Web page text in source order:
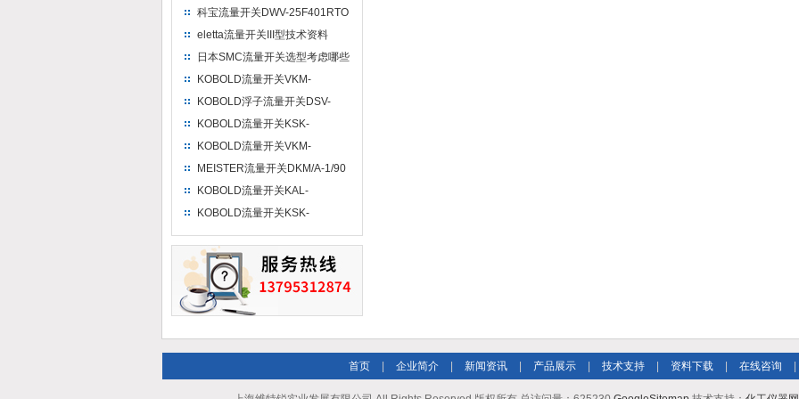
科宝流量开关DWV-25F401RTO
测量方法
eletta流量开关III型技术资料
日本SMC流量开关选型考虑哪些
方面
KOBOLD流量开关VKM-
3105R0R150B如何进行校准
KOBOLD浮子流量开关DSV-
2107HR0R25安装前准备工作
KOBOLD流量开关KSK-
2500HK3200安装操作规范
KOBOLD流量开关VKM-
3105R0R150B安装前准备
MEISTER流量开关DKM/A-1/90
G 1 MS NOC Atex工作原理
KOBOLD流量开关KAL-
D1415NST3工作原理
KOBOLD流量开关KSK-
首页 企业简介 新闻资讯 产品展示 技术支持 资料下载 在线咨询